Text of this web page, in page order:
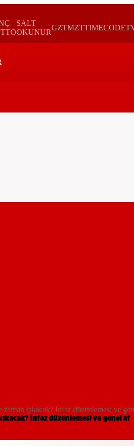
SALT
OKUNUR
GZTMZTTIMECODE
çıkacak? İnfaz düzenlemesi ve
çıkacak? İnfaz düzenlemesi ve genel af